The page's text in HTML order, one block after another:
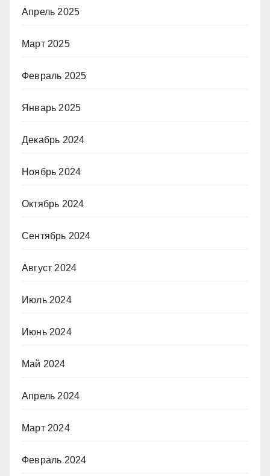
Апрель 2025
Март 2025
Февраль 2025
Январь 2025
Декабрь 2024
Ноябрь 2024
Октябрь 2024
Сентябрь 2024
Август 2024
Июль 2024
Июнь 2024
Май 2024
Апрель 2024
Март 2024
Февраль 2024